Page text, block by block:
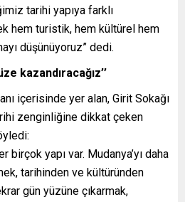
tarihi yapıya farklı
hem turistik, hem kültürel hem
düşünüyoruz” dedi.
kazandıracağız’’
içerisinde yer alan, Girit Sokağı
zenginliğine dikkat çeken
birçok yapı var. Mudanya’yı daha
tarihinden ve kültüründen
gün yüzüne çıkarmak,